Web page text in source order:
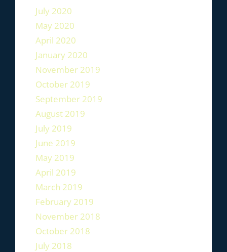
July 2020
May 2020
April 2020
January 2020
November 2019
October 2019
September 2019
August 2019
July 2019
June 2019
May 2019
April 2019
March 2019
February 2019
November 2018
October 2018
July 2018